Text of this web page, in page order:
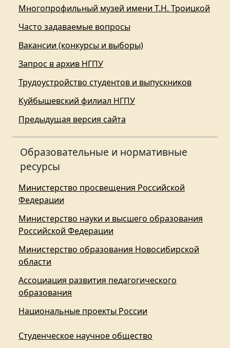
Многопрофильный музей имени Т.Н. Троицкой
Часто задаваемые вопросы
Вакансии (конкурсы и выборы)
Запрос в архив НГПУ
Трудоустройство студентов и выпускников
Куйбышевский филиал НГПУ
Предыдущая версия сайта
Образовательные и нормативные
ресурсы
Министерство просвещения Российской
Федерации
Министерство науки и высшего образования
Российской Федерации
Министерство образования Новосибирской
области
Ассоциация развития педагогического
образования
Национальные проекты России
Студенческое научное общество